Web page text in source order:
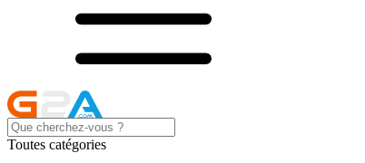
Toutes catégories